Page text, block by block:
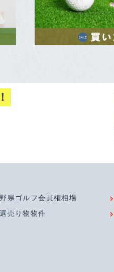
県ゴルフ会員権相場
売り物物件